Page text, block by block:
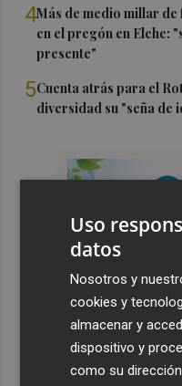
4Más de medio millar
en el pregón en Elche:
presente"
5Cuenta atrás para el
diversidad su "seña de
Uso
datos
Nosotros y
cookies y
almacenar y
dispositivo y
como su